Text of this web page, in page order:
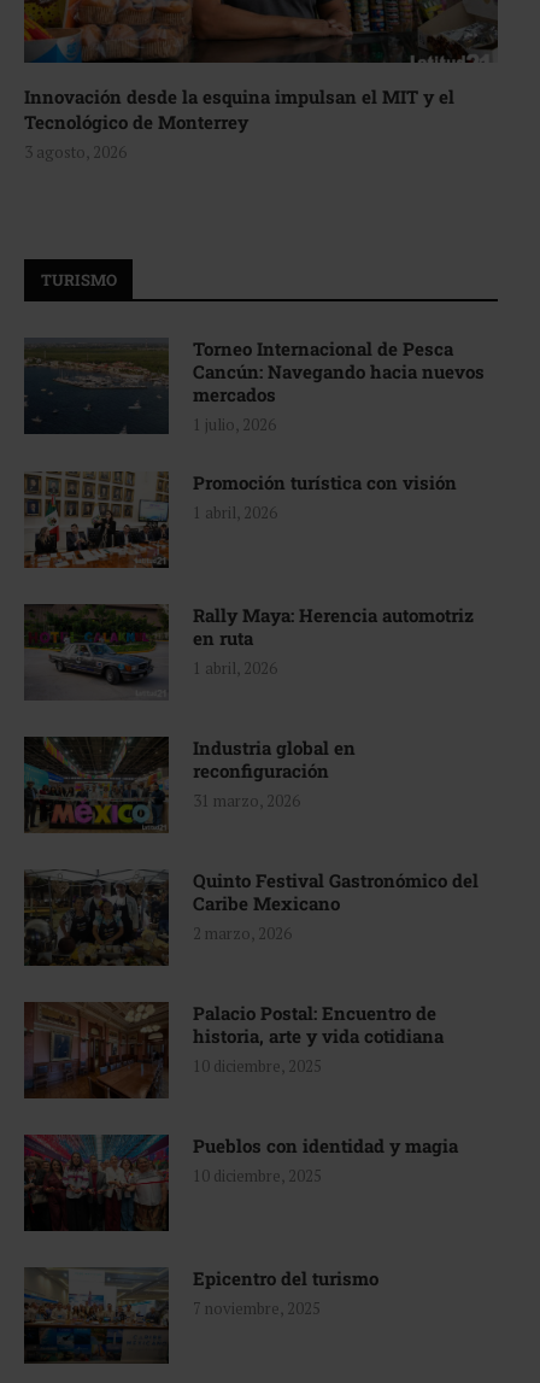
Innovación desde la esquina impulsan el MIT y el
Tecnológico de Monterrey
3 agosto, 2026
TURISMO
Torneo Internacional de Pesca
Cancún: Navegando hacia nuevos
mercados
1 julio, 2026
Promoción turística con visión
1 abril, 2026
Rally Maya: Herencia automotriz
en ruta
1 abril, 2026
Industria global en
reconfiguración
31 marzo, 2026
Quinto Festival Gastronómico del
Caribe Mexicano
2 marzo, 2026
Palacio Postal: Encuentro de
historia, arte y vida cotidiana
10 diciembre, 2025
Pueblos con identidad y magia
10 diciembre, 2025
Epicentro del turismo
7 noviembre, 2025